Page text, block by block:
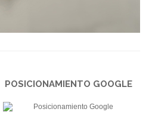
POSICIONAMIENTO GOOGLE